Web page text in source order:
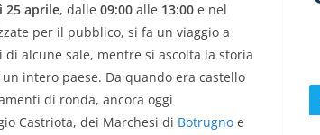
25 aprile, dalle 09:00 alle 13:00 e nel
per il pubblico, si fa un viaggio a
alcune sale, mentre si ascolta la storia
intero paese. Da quando era castello
di ronda, ancora oggi
Castriota, dei Marchesi di Botrugno e